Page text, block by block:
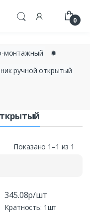
0
монтажный
✹
ручной открытый
Показано 1–1 из 1
345.08р/шт
Кратность: 1шт